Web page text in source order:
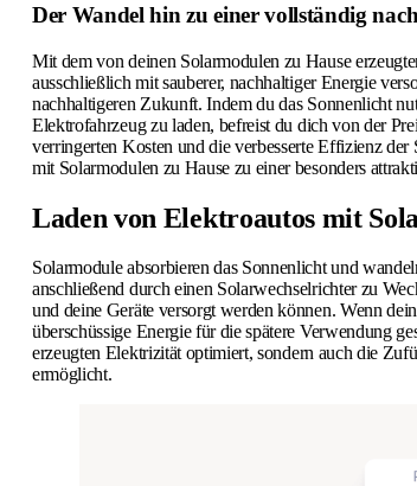
Der Wandel hin zu einer vollständig
Mit dem von deinen Solarmodulen zu Hause
ausschließlich mit sauberer, nachhaltiger Energie
nachhaltigeren Zukunft. Indem du das Sonnenlicht
Elektrofahrzeug zu laden, befreist du dich von der
verringerten Kosten und die verbesserte Effizienz
mit Solarmodulen zu Hause zu einer besonders
Laden von Elektroautos mit
Solarmodule absorbieren das Sonnenlicht und
anschließend durch einen Solarwechselrichter zu
und deine Geräte versorgt werden können. Wenn
überschüssige Energie für die spätere Verwendung
erzeugten Elektrizität optimiert, sondern auch die
ermöglicht.